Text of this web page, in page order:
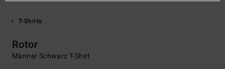
T-Shirts
Rotor
Männer Schwarz T-Shirt